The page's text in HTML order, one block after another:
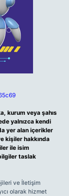
kurum veya şahıs
yalnızca kendi
yer alan içerikler
kişiler hakkında
ile isim
taslak
ve İletişim
olarak hizmet